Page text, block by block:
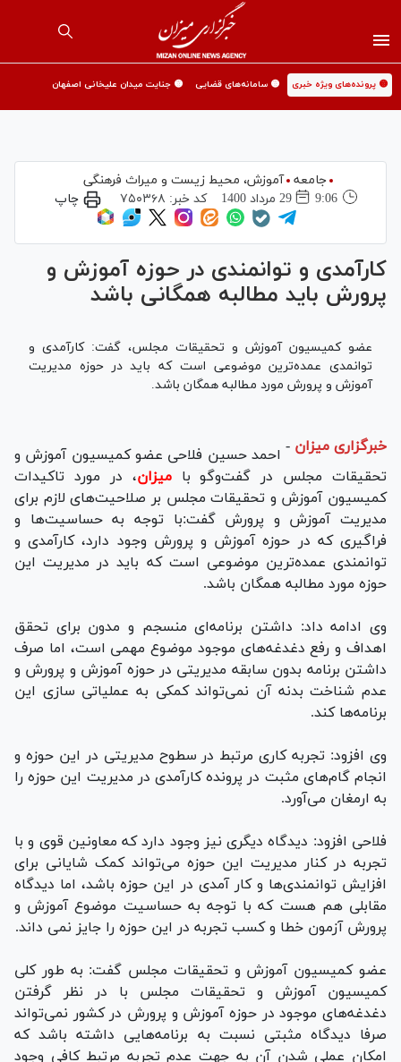
🟡 پرونده‌های ویژه خبری 🟡 سامانه‌های قضایی 🟡 جنایت میدان علیخانی اصفهان
جامعه
آموزش،‌ محیط زیست و میراث فرهنگی
9:06
29 مرداد 1400 کد خبر: ۷۵۰۳۶۸ چاپ
کارآمدی و توانمندی در حوزه آموزش و
پرورش باید مطالبه همگانی باشد
عضو کمیسیون آموزش و تحقیقات مجلس، گفت‌: کارآمدی و
توانمدی عمده‌ترین موضوعی است که باید در حوزه مدیریت
آموزش و پرورش مورد مطالبه همگان باشد.
خبرگزاری میزان - احمد حسین فلاحی عضو کمیسیون آموزش و
تحقیقات مجلس در گفت‌وگو بامیزان، در مورد تاکیدات
کمیسیون آموزش و تحقیقات مجلس بر صلاحیت‌های لازم برای
مدیریت آموزش و پرورش گفت:با توجه به حساسیت‌ها و
فراگیری که در حوزه آموزش و پرورش وجود دارد، کارآمدی و
توانمندی عمده‌ترین موضوعی است که باید در مدیریت این
حوزه مورد مطالبه همگان باشد.
وی ادامه داد: داشتن برنامه‌ای منسجم و مدون برای تحقق
اهداف و رفع دغدغه‌های موجود موضوع مهمی است، اما صرف
داشتن برنامه بدون سابقه مدیریتی در حوزه آموزش و پرورش و
عدم شناخت بدنه آن نمی‌تواند کمکی به عملیاتی سازی این
برنامه‌ها کند.
وی افزود: تجربه کاری مرتبط در سطوح مدیریتی در این حوزه و
انجام گام‌های مثبت در پرونده کارآمدی در مدیریت این حوزه را
به ارمغان می‌آورد.
فلاحی افزود: دیدگاه دیگری نیز وجود دارد که معاونین قوی و با
تجربه در کنار مدیریت این حوزه می‌تواند کمک شایانی برای
افزایش توانمندی‌ها و کار آمدی در این حوزه باشد، اما دیدگاه
مقابلی هم هست که با توجه به حساسیت موضوع آموزش و
پرورش آزمون خطا و کسب تجربه در این حوزه را جایز نمی داند.
عضو کمیسیون آموزش و تحقیقات مجلس گفت: به طور کلی
کمیسیون آموزش و تحقیقات مجلس با در نظر گرفتن
دغدغه‌های موجود در حوزه آموزش و پرورش در کشور نمی‌تواند
صرفا دیدگاه مثبتی نسبت به برنامه‌هایی داشته باشد که
امکان عملی شدن آن به جهت عدم تجربه مرتبط کافی وجود